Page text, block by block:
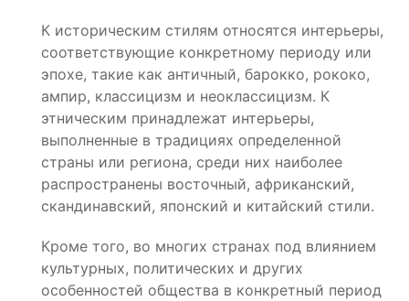
К историческим стилям относятся интерьеры,
соответствующие конкретному периоду или
эпохе, такие как античный, барокко, рококо,
ампир, классицизм и неоклассицизм. К
этническим принадлежат интерьеры,
выполненные в традициях определенной
страны или региона, среди них наиболее
распространены восточный, африканский,
скандинавский, японский и китайский стили.
Кроме того, во многих странах под влиянием
культурных, политических и других
особенностей общества в конкретный период